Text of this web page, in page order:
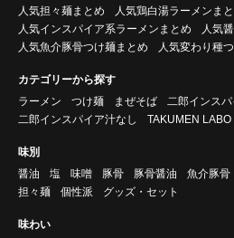
人気担々麺まとめ
人気鶏白湯ラーメンま
人気インスパイア系ラーメンまとめ
人気
人気魚介豚骨つけ麺まとめ
人気変わり種
カテゴリーから探す
ラーメン
つけ麺 まぜそば
二郎インスパ
二郎インスパイア汁なし
TAKUMEN LABO
味別
醤油
塩 味噌 豚骨 豚骨醤油 魚介豚骨
担々麺
個性派 グッズ・セット
味わい